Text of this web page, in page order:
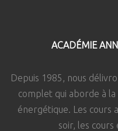
ACADÉMIE
Depuis 1985, nous
complet qui aborde à la
énergétique. Les cours
soir, les